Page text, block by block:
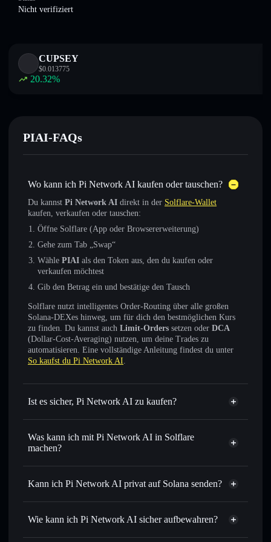
Nicht verifiziert
CUPSEY
$0.013775
20.32%
PIAI-FAQs
Wo kann ich Pi Network AI kaufen oder tauschen?
Du kannst Pi Network AI direkt in der Solflare-Wallet
kaufen, verkaufen oder tauschen:
Öffne Solflare (App oder Browsererweiterung)
Gehe zum Tab „Swap“
Wähle PIAI als den Token aus, den du kaufen oder
verkaufen möchtest
Gib den Betrag ein und bestätige den Tausch
Solflare nutzt intelligentes Order-Routing über alle großen
Solana-DEXes hinweg, um für dich den bestmöglichen Kurs
zu finden. Du kannst auch Limit-Orders setzen oder DCA
(Dollar-Cost-Averaging) nutzen, um deine Trades zu
automatisieren. Eine vollständige Anleitung findest du unter
So kaufst du Pi Network AI.
Ist es sicher, Pi Network AI zu kaufen?
Pi Network AI
nicht
Was kann ich mit Pi Network AI in Solflare
machen?
Pi Network AI
Solflare-Wallet
Sofort tauschen– handle PIAI gegen SOL, USDC oder
Routing zum bestmöglichen Kurs
Limit-Orders setzen– automatisiere Trades zu deinem
Kann ich Pi Network AI privat auf Solana senden?
Privacy
Wie kann ich Pi Network AI sicher aufbewahren?
Pi Network AI